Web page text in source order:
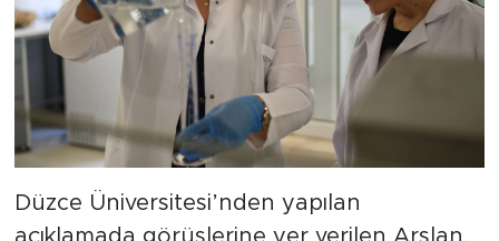
Düzce Üniversitesi’nden yapılan